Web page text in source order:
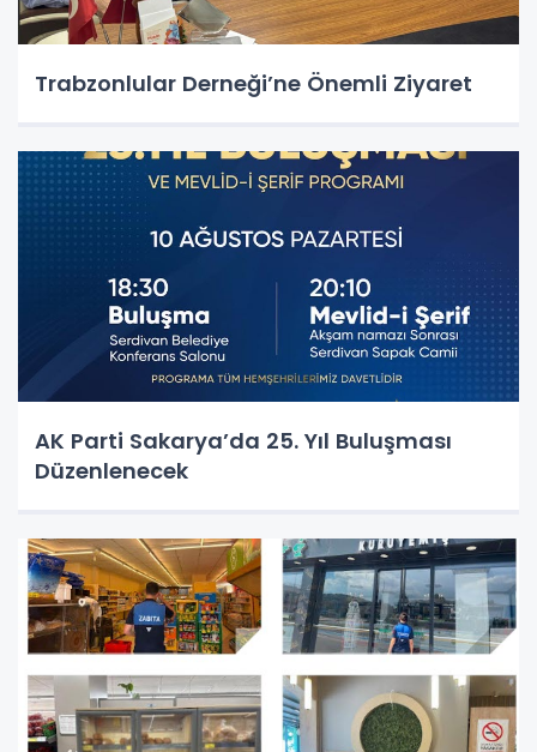
Trabzonlular Derneği’ne Önemli Ziyaret
AK Parti Sakarya’da 25. Yıl Buluşması
Düzenlenecek